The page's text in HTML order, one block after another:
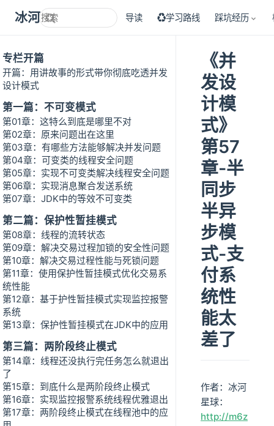
冰河技术 导读 ♻学习路线 踩坑经历
专栏开篇
开篇：用讲故事的形式带你彻底吃透并发
设计模式
第一篇：不可变模式
第01章：这特么到底是哪里不对
第02章：原来问题出在这里
第03章：有哪些方法能够解决并发问题
第04章：可变类的线程安全问题
第05章：实现不可变类解决线程安全问题
第06章：实现消息聚合发送系统
第07章：JDK中的等效不可变类
第二篇：保护性暂挂模式
第08章：线程的流转状态
第09章：解决交易过程加锁的安全性问题
第10章：解决交易过程性能与死锁问题
第11章：使用保护性暂挂模式优化交易系
统性能
第12章：基于护性暂挂模式实现监控报警
系统
第13章：保护性暂挂模式在JDK中的应用
第三篇：两阶段终止模式
第14章：线程还没执行完任务怎么就退出
了
第15章：到底什么是两阶段终止模式
第16章：实现监控报警系统线程优雅退出
第17章：两阶段终止模式在线程池中的应
《并
发设
计模
式》
第57
章-半
同步
半异
步模
式-支
付系
统性
能太
差了
作者：冰河
星球：
http://m6z